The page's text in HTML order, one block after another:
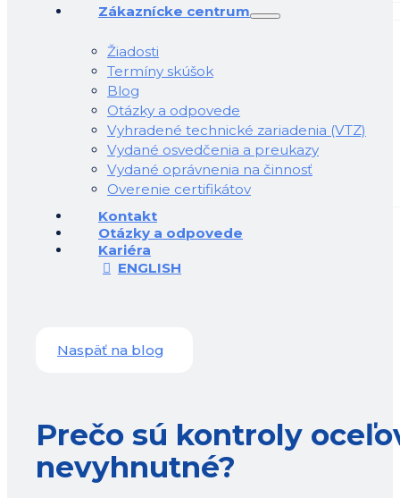
Zákaznícke centrum
Žiadosti
Termíny skúšok
Blog
Otázky a odpovede
Vyhradené technické zariadenia (VTZ)
Vydané osvedčenia a preukazy
Vydané oprávnenia na činnosť
Overenie certifikátov
Kontakt
Otázky a odpovede
Kariéra
ENGLISH
Naspäť na blog
Prečo sú kontroly
nevyhnutné?